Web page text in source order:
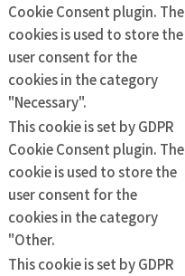
Cookie Consent plugin. The
cookies is used to store the
user consent for the
cookies in the category
"Necessary".
This cookie is set by GDPR
Cookie Consent plugin. The
cookie is used to store the
user consent for the
cookies in the category
"Other.
This cookie is set by GDPR